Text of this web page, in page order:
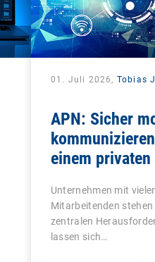
01. Juli 2026, Tobias
APN: Sicher
einem
Unternehmen mit
Mitarbeitenden stehen
zentralen
lassen sich…